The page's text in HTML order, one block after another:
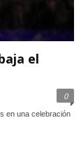
el
0
en una celebración